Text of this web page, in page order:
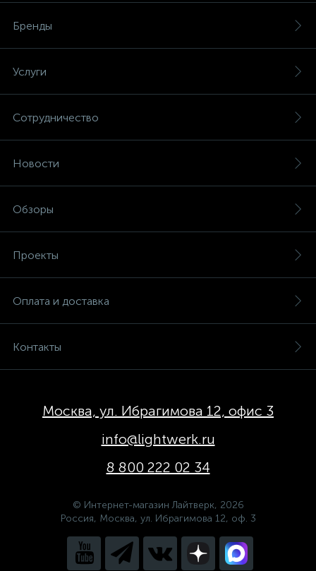
Бренды
Услуги
Сотрудничество
Новости
Обзоры
Проекты
Оплата и доставка
Контакты
Москва, ул. Ибрагимова 12, офис 3
info@lightwerk.ru
8 800 222 02 34
© Интернет-магазин Лайтверк, 2026
Россия, Москва, ул. Ибрагимова 12, оф. 3